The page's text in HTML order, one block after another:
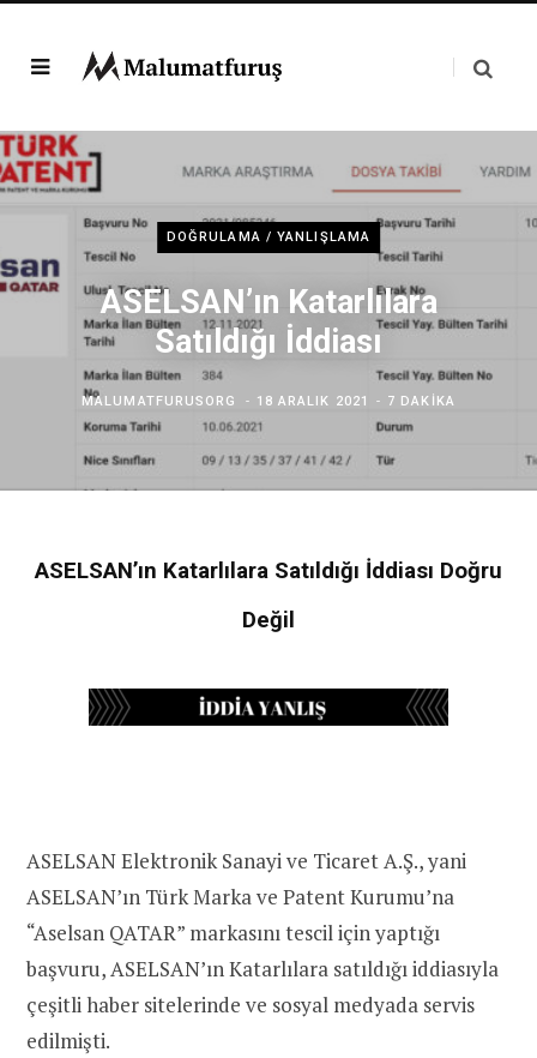
DOĞRULAMA / YANLIŞLAMA
ASELSAN’ın Katarlılara
Satıldığı İddiası
MALUMATFURUSORG 18 ARALIK 2021 7 DAKIKA
ASELSAN’ın Katarlılara Satıldığı İddiası Doğru
Değil
ASELSAN Elektronik Sanayi ve Ticaret A.Ş., yani
ASELSAN’ın Türk Marka ve Patent Kurumu’na
“Aselsan QATAR” markasını tescil için yaptığı
başvuru, ASELSAN’ın Katarlılara satıldığı iddiasıyla
çeşitli haber sitelerinde ve sosyal medyada servis
edilmişti.